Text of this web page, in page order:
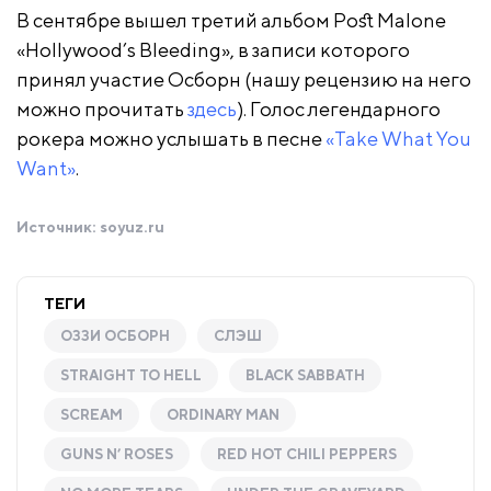
В сентябре вышел третий альбом Post Malone
«Hollywood’s Bleeding», в записи которого
принял участие Осборн (нашу рецензию на него
можно прочитатьздесь). Голос легендарного
рокера можно услышать в песне«Take What You
Want».
Источник: soyuz.ru
ТЕГИ
ОЗЗИ ОСБОРН СЛЭШ
STRAIGHT TO HELL BLACK SABBATH
SCREAM ORDINARY MAN
GUNS N’ ROSES RED HOT CHILI PEPPERS